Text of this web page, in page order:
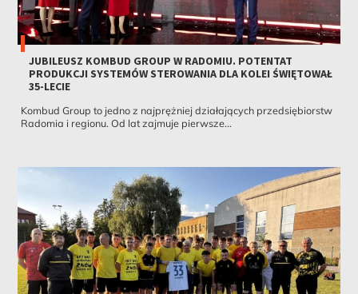
JUBILEUSZ KOMBUD GROUP W RADOMIU. POTENTAT
PRODUKCJI SYSTEMÓW STEROWANIA DLA KOLEI ŚWIĘTOWAŁ
35-LECIE
Kombud Group to jedno z najprężniej działających przedsiębiorstw
Radomia i regionu. Od lat zajmuje pierwsze...